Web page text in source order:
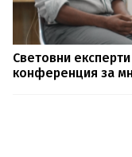
Световни
конференция за